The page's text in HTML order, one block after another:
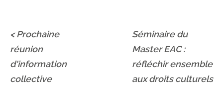
< Prochaine
réunion
d'information
collective
Séminaire du
Master EAC :
réfléchir ensemble
aux droits culturels